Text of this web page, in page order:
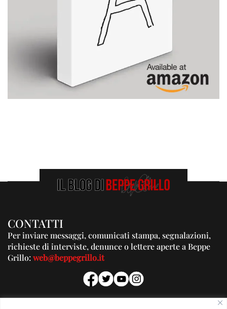
CONTATTI
Per inviare messaggi, comunicati stampa, segnalazioni,
richieste di interviste, denunce o lettere aperte a Beppe
Grillo:web@beppegrillo.it